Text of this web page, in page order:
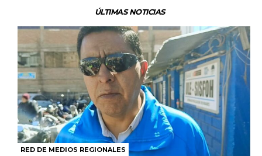
ÚLTIMAS NOTICIAS
RED DE MEDIOS REGIONALES